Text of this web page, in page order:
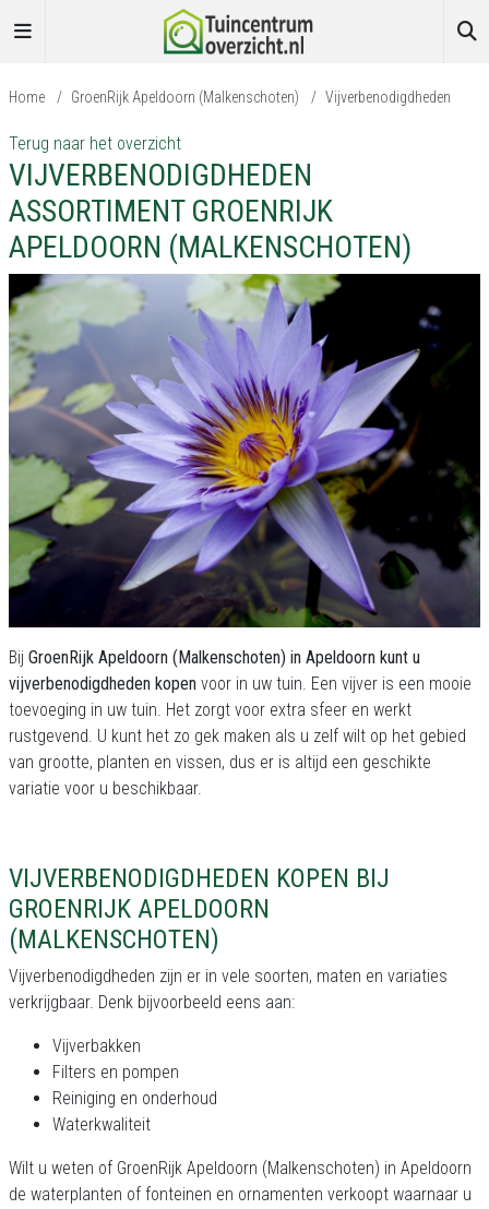
Home / GroenRijk Apeldoorn (Malkenschoten) / Vijverbenodigdheden
Terug naar het overzicht
VIJVERBENODIGDHEDEN
ASSORTIMENT GROENRIJK
APELDOORN (MALKENSCHOTEN)
Bij GroenRijk Apeldoorn (Malkenschoten) in Apeldoorn kunt u
vijverbenodigdheden kopen voor in uw tuin. Een vijver is een mooie
toevoeging in uw tuin. Het zorgt voor extra sfeer en werkt
rustgevend. U kunt het zo gek maken als u zelf wilt op het gebied
van grootte, planten en vissen, dus er is altijd een geschikte
variatie voor u beschikbaar.
VIJVERBENODIGDHEDEN KOPEN BIJ
GROENRIJK APELDOORN
(MALKENSCHOTEN)
Vijverbenodigdheden zijn er in vele soorten, maten en variaties
verkrijgbaar. Denk bijvoorbeeld eens aan:
Vijverbakken
Filters en pompen
Reiniging en onderhoud
Waterkwaliteit
Wilt u weten of GroenRijk Apeldoorn (Malkenschoten) in Apeldoorn
de waterplanten of fonteinen en ornamenten verkoopt waarnaar u